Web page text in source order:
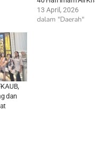
13 April, 2026
dalam "Daerah"
dan